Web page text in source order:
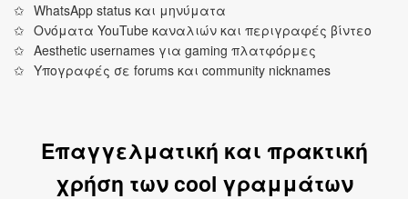
WhatsApp status και μηνύματα
Ονόματα YouTube καναλιών και περιγραφές βίντεο
Aesthetic usernames για gaming πλατφόρμες
Υπογραφές σε forums και community nicknames
Επαγγελματική και πρακτική
χρήση των cool γραμμάτων